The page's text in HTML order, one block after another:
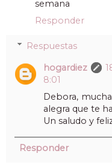
semana
Responder
Respuestas
hogardiez
8:01
Debora,
alegra que te
Un saludo y
Responder